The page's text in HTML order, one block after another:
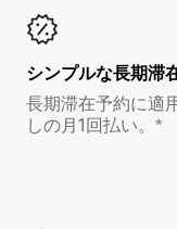
シンプルな長期滞
長期滞在予約に適
しの月1回払い。*